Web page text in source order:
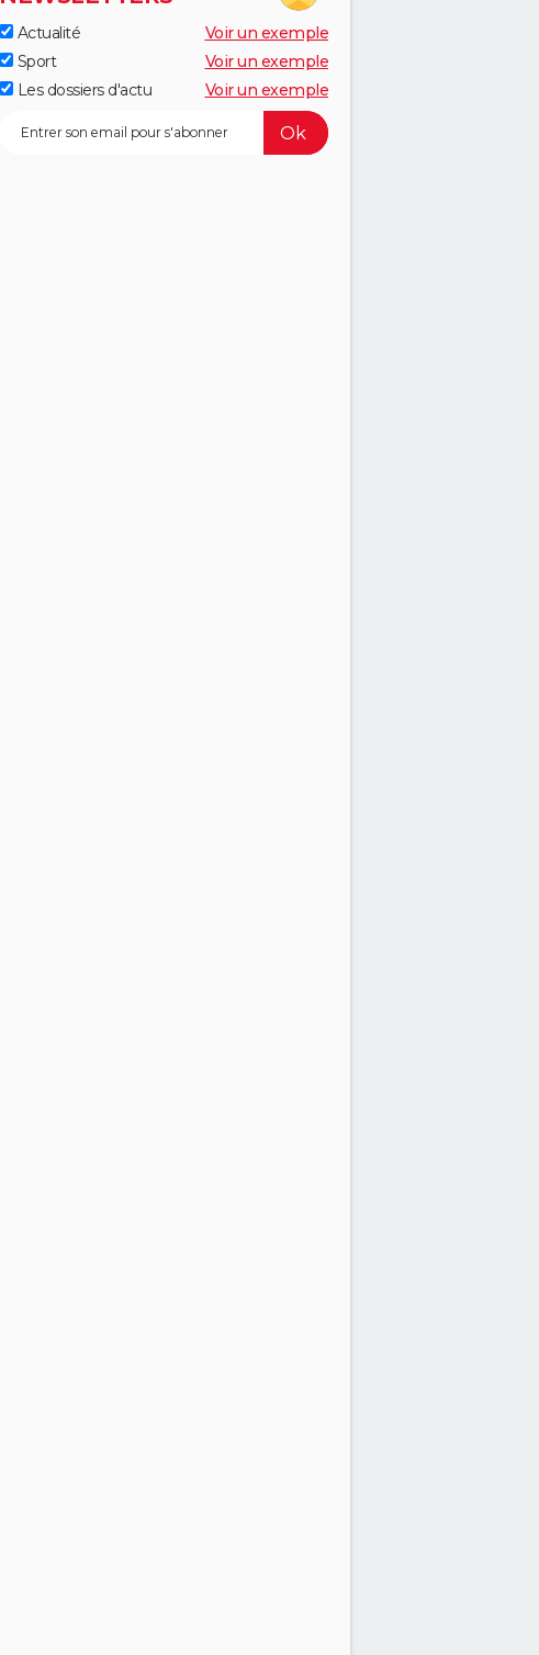
Actualité
Voir un exemple
Sport
Voir un exemple
Les dossiers d'actu
Voir un exemple